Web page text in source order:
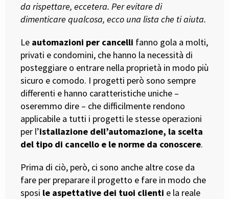
da rispettare, eccetera. Per evitare di
dimenticare qualcosa, ecco una lista che ti aiuta.
Le automazioni per cancelli fanno gola a molti,
privati e condomini, che hanno la necessità di
posteggiare o entrare nella proprietà in modo più
sicuro e comodo. I progetti però sono sempre
differenti e hanno caratteristiche uniche –
oseremmo dire – che difficilmente rendono
applicabile a tutti i progetti le stesse operazioni
per l’istallazione dell’automazione, la scelta
del tipo di cancello e le norme da conoscere.
Prima di ciò, però, ci sono anche altre cose da
fare per preparare il progetto e fare in modo che
sposi le aspettative dei tuoi clienti e la reale